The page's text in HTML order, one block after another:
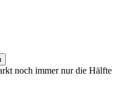
noch immer nur die Hälfte